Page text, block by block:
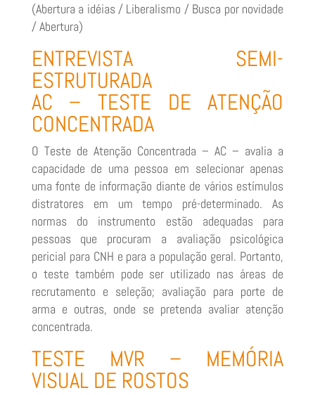
(Abertura a idéias / Liberalismo / Busca por novidade
/ Abertura)
ENTREVISTA SEMI-
ESTRUTURADA
AC – TESTE DE ATENÇÃO
CONCENTRADA
O Teste de Atenção Concentrada – AC – avalia a
capacidade de uma pessoa em selecionar apenas
uma fonte de informação diante de vários estímulos
distratores em um tempo pré-determinado. As
normas do instrumento estão adequadas para
pessoas que procuram a avaliação psicológica
pericial para CNH e para a população geral. Portanto,
o teste também pode ser utilizado nas áreas de
recrutamento e seleção; avaliação para porte de
arma e outras, onde se pretenda avaliar atenção
concentrada.
TESTE MVR – MEMÓRIA
VISUAL DE ROSTOS